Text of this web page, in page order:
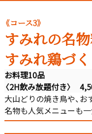
《コース3》
すみれの名
すみれ鶏づ
お料理10品
〈2H飲み放題付き〉
大山どりの焼き鳥や、お
名物も人気メニューも一